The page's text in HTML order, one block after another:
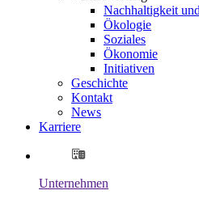
Nachhaltigkeit
Ökologie
Soziales
Ökonomie
Initiativen
Geschichte
Kontakt
News
Karriere
Unternehmen